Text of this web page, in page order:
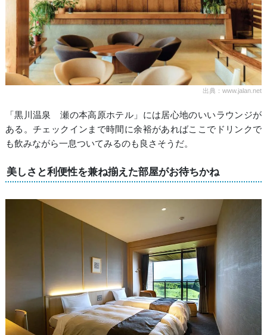
出典：www.jalan.net
「黒川温泉 瀬の本高原ホテル」には居心地のいいラウンジが
ある。チェックインまで時間に余裕があればここでドリンクで
も飲みながら一息ついてみるのも良さそうだ。
美しさと利便性を兼ね揃えた部屋がお待ちかね